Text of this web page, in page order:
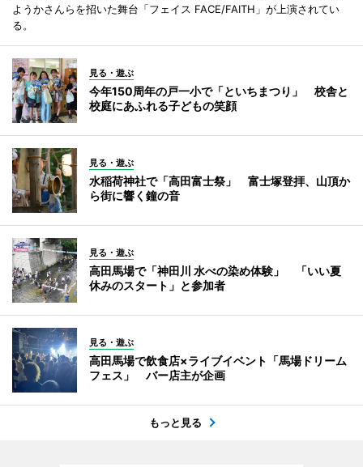
ようかさんらを招いた舞台「フェイス FACE/FAITH」が上演されてい
る。
見る・遊ぶ
今年150周年の戸一小で「といちまつり」 校舎と
校庭にあふれる子どもの笑顔
見る・遊ぶ
水稲荷神社で「高田富士祭」 富士塚登拝、山頂か
ら街に響く鐘の音
見る・遊ぶ
高田馬場で「神田川 水べの染め体験」 「いい夏
休みのスタート」と参加者
見る・遊ぶ
高田馬場で飲食店×ライブイベント「馬場ドリーム
フェス」 バー店主が企画
もっと見る